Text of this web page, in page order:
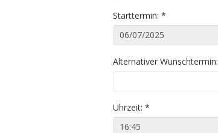
Starttermin: *
Alternativer Wunschtermin:
Uhrzeit: *